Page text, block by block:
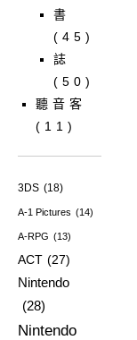
書
(45)
誌
(50)
聽音客
(11)
3DS (18)
A-1 Pictures (14)
A-RPG (13)
ACT (27)
Nintendo
(28)
Nintendo